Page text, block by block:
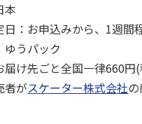
本
：お申込みから、1週間
うパック
け先ごと全国一律660円
がスケーター株式会社